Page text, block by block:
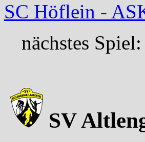
SC Höflein -
nächstes Spiel:
SV